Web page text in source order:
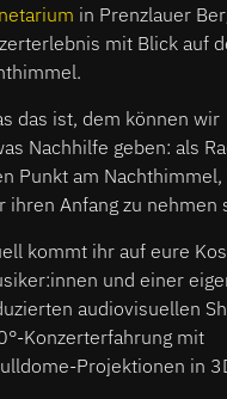
in Prenzlauer
mit Blick auf
das ist, dem können wir
Nachhilfe geben: als
Punkt am
ihren Anfang zu nehmen
kommt ihr auf eure
und einer
audiovisuellen
Konzerterfahrung mit
Projektionen in